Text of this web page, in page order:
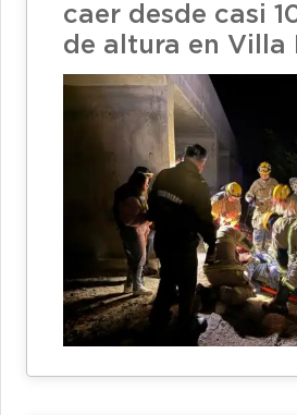
caer desde casi
de altura en Villa